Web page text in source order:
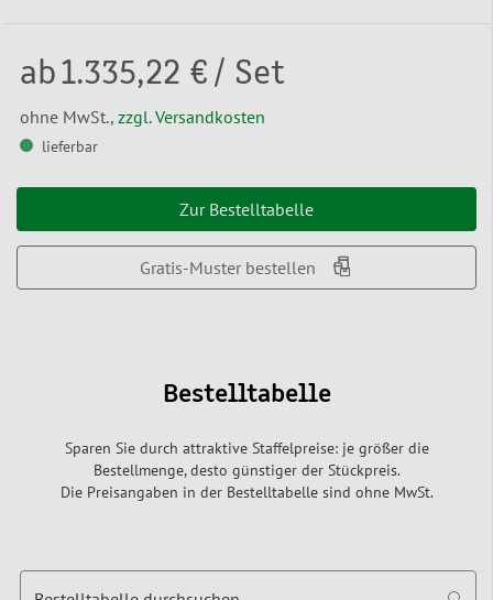
ab1.335,22 € / Set
ohne MwSt., zzgl. Versandkosten
lieferbar
Zur Bestelltabelle
Gratis-Muster bestellen
Bestelltabelle
Sparen Sie durch attraktive Staffelpreise: je größer die
Bestellmenge, desto günstiger der Stückpreis.
Die Preisangaben in der Bestelltabelle sind ohne MwSt.